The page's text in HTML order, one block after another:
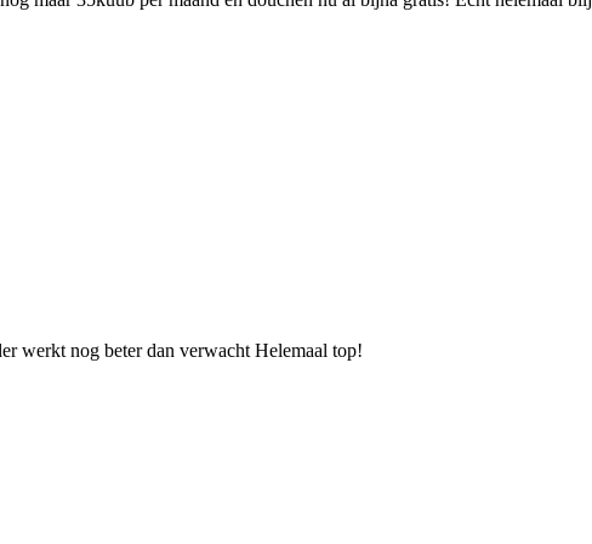
werkt nog beter dan verwacht Helemaal top!